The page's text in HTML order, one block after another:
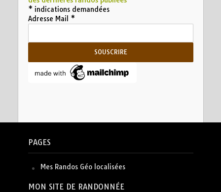
* indications demandées
Adresse Mail *
PAGES
Mes Randos Géo localisées
MON SITE DE RANDONNÉE